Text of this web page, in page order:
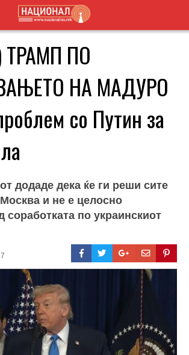
ПО
НА МАДУРО
со Путин за
додаде дека ќе ги реши сите
и не е целосно
соработката по украинскиот